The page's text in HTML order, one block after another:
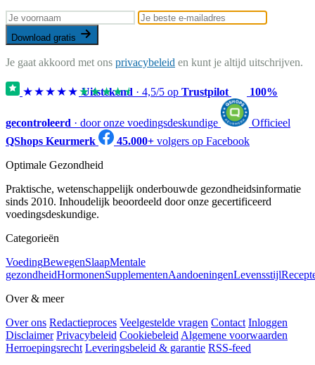
Download gratis
Je gaat akkoord met ons privacybeleid en kunt je altijd uitschrijven.
★★★★★★★★★★
Uitstekend · 4,5/5 op Trustpilot 100%
gecontroleerd · door onze voedingsdeskundige
Officieel
QShops Keurmerk
45.000+ volgers op Facebook
Optimale Gezondheid
Praktische, wetenschappelijk onderbouwde gezondheidsinformatie
sinds 2010. Inhoudelijk beoordeeld door onze gecertificeerd
voedingsdeskundige.
Categorieën
VoedingBewegenSlaapMentale
gezondheidHormonenSupplementenAandoeningenLevensstijl
Over & meer
Over ons Redactieproces Veelgestelde vragen Contact Inloggen
Disclaimer Privacybeleid CookiebeleidAlgemene voorwaarden
Herroepingsrecht Leveringsbeleid & garantie RSS-feed